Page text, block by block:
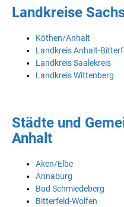
Landkreise
Köthen/Anhalt
Landkreis Anhalt-
Landkreis Saalekreis
Landkreis Wittenberg
Städte und
Anhalt
Aken/Elbe
Annaburg
Bad Schmiedeberg
Bitterfeld-Wolfen